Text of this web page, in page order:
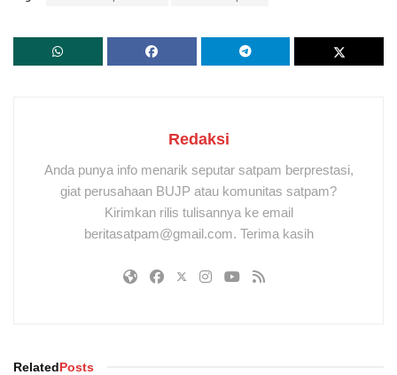
Redaksi
Anda punya info menarik seputar satpam berprestasi,
giat perusahaan BUJP atau komunitas satpam?
Kirimkan rilis tulisannya ke email
beritasatpam@gmail.com. Terima kasih
RelatedPosts